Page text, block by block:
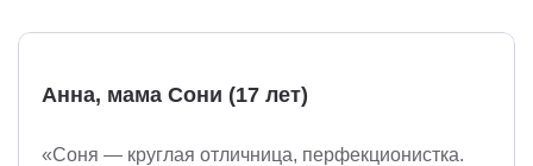
Анна, мама Сони (17 лет)
«Соня — круглая отличница, перфекционистка.